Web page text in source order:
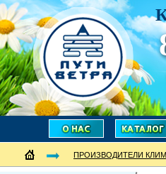
ПРОИЗВОДИТЕЛИ